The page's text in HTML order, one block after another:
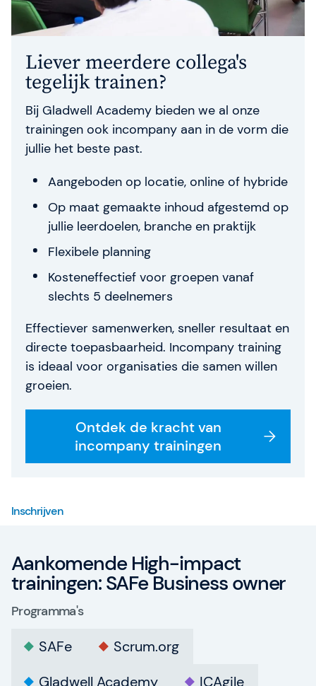
Liever meerdere collega's
tegelijk trainen?
Bij Gladwell Academy bieden we al onze
trainingen ook incompany aan in de vorm die
jullie het beste past.
Aangeboden op locatie, online of hybride
Op maat gemaakte inhoud afgestemd op
jullie leerdoelen, branche en praktijk
Flexibele planning
Kosteneffectief voor groepen vanaf
slechts 5 deelnemers
Effectiever samenwerken, sneller resultaat en
directe toepasbaarheid. Incompany training
is ideaal voor organisaties die samen willen
groeien.
Ontdek de kracht van
incompany trainingen
Inschrijven
Aankomende High-impact
trainingen: SAFe Business owner
Programma's
SAFe
Scrum.org
Gladwell Academy
ICAgile